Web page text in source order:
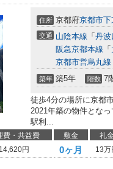
住所 京都府京都市下
交通 山陰本線 「 丹波
阪急京都本線 「
京都市営烏丸線
築年 築5年 階数 7
徒歩4分の場所に京都
2021年築の物件とな
駅利...
費・共益費 敷金 礼金
14,620円 0ヶ月 13万